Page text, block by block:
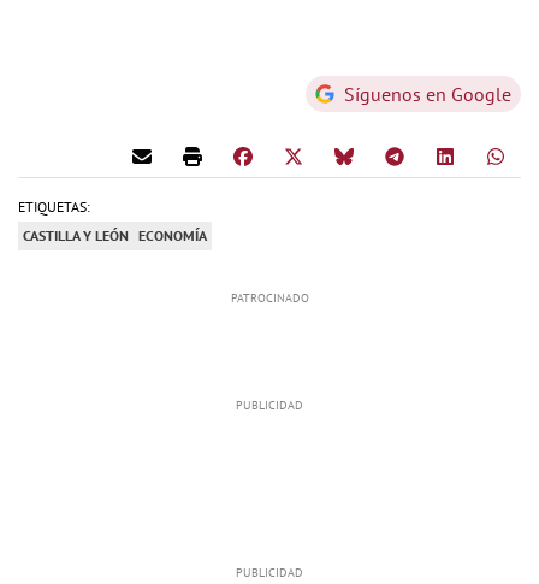
Síguenos en Google
ETIQUETAS:
CASTILLA Y LEÓN ECONOMÍA